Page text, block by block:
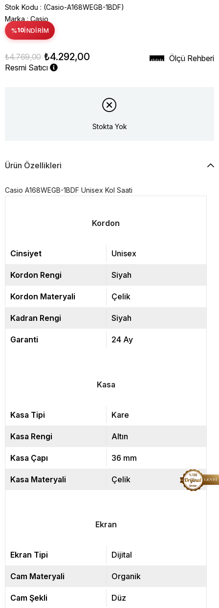
Stok Kodu
(Casio-A168WEGB-1BDF)
Marka : Casio
%10İNDIRIM
₺4.769,00 ₺4.292,00
Resmi Satıcı
Ölçü Rehberi
Stokta Yok
Ürün Özellikleri
Casio A168WEGB-1BDF Unisex Kol Saati
Kordon
Cinsiyet Unisex
Kordon Rengi Siyah
Kordon Materyali Çelik
Kadran Rengi Siyah
Garanti 24 Ay
Kasa
Kasa Tipi Kare
Kasa Rengi Altın
Kasa Çapı 36 mm
Kasa Materyali Çelik
Ekran
Ekran Tipi Dijital
Cam Materyali Organik
Cam Şekli Düz